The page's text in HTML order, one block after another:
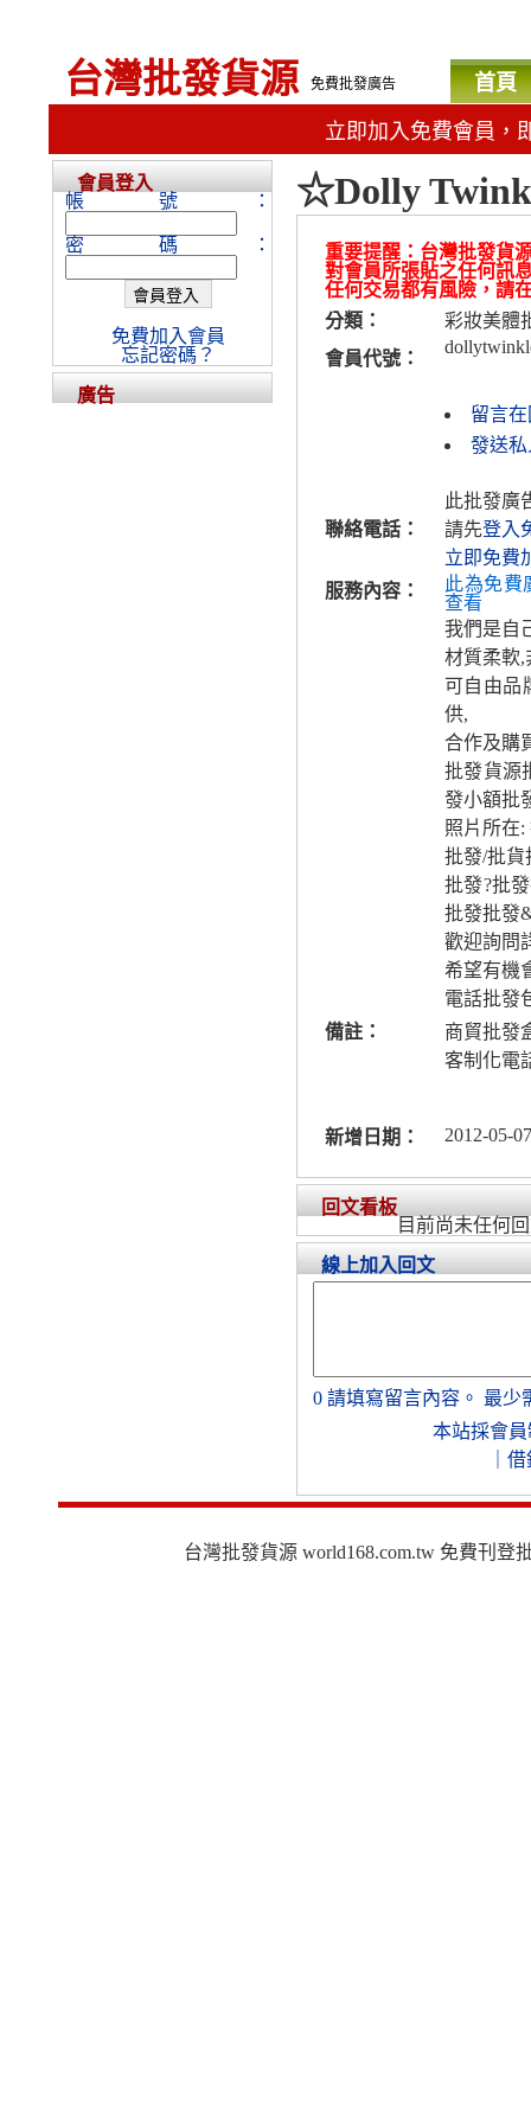
台灣批發貨源 免費批發廣告 首頁
立即加入免費會員，
☆Dolly
重要提醒：台灣批發貨
對會員所張貼之任何訊
任何交易都有風險，請
分類：
彩妝美體
會員代號：
留言
發送私
聯絡電話：
此批發廣
請先登入
立即免費
服務內容：
此為免費
查看
我們是自
材質柔軟,
可自由品
供,
合作及購
批發貨源
發小額批
照片所在
批發/批貨
批發?批
批發批發
歡迎詢問
希望有機
電話批發
備註：
商貿批發
客制化電
新增日期： 2012-05-
回文看板
目前尚未任何
線上加入回文
0 請填寫留言內容。 最少
本站採會員
借
會員登入
帳號：
密碼：
免費加入會員
忘記密碼？
廣告
台灣批發貨源 world168.com.tw 免費刊登